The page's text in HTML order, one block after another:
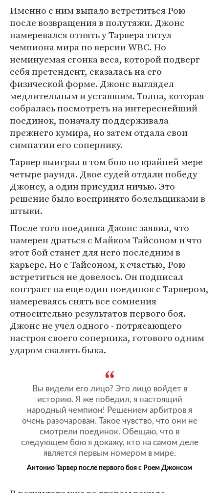
Именно с ним выпало встретиться Рою
после возвращения в полутяжи. Джонс
намеревался отнять у Тарвера титул
чемпиона мира по версии WBC. Но
неминуемая сгонка веса, которой подверг
себя претендент, сказалась на его
физической форме. Джонс выглядел
медлительным и уставшим. Толпа, которая
собралась посмотреть на интереснейший
поединок, поначалу поддерживала
прежнего кумира, но затем отдала свои
симпатии его сопернику.
Тарвер выиграл в том бою по крайней мере
четыре раунда. Двое судей отдали победу
Джонсу, а один присудил ничью. Это
решение было воспринято болельщиками в
штыки.
После того поединка Джонс заявил, что
намерен драться с Майком Тайсоном и что
этот бой станет для него последним в
карьере. Но с Тайсоном, к счастью, Рою
встретиться не довелось. Он подписал
контракт на еще один поединок с Тарвером,
намереваясь снять все сомнения
относительно результатов первого боя.
Джонс не учел одного - потрясающего
настроя своего соперника, готового одним
ударом свалить быка.
Вы видели его лицо? Это лицо войдет в
историю. Я же победил, я настоящий
народный чемпион! Решением арбитров я
очень разочарован. Такое чувство, что они не
смотрели поединок. Обещаю, что в
следующем бою я докажу, кто на самом деле
является первым номером в мире.
Антонио Тарвер после первого боя с Роем Джонсом